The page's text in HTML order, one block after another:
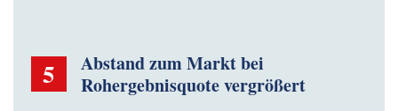
5
Abstand zum Markt bei
Rohergebnisquote ver­größert